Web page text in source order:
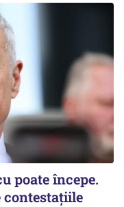
poate începe.
contestațiile